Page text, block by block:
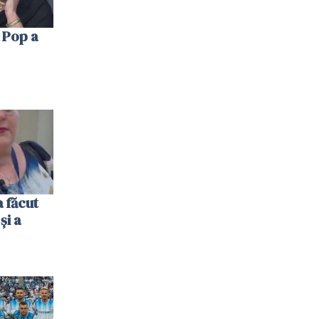
a
făcut
a